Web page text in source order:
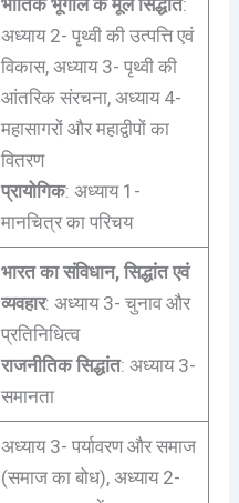
भौतिक भूगोल के मूल सिद्धांत:
अध्याय 2- पृथ्वी की उत्पत्ति एवं
विकास, अध्याय 3- पृथ्वी की
आंतरिक संरचना, अध्याय 4-
महासागरों और महाद्वीपों का
वितरण
प्रायोगिक: अध्याय 1-
मानचित्र का परिचय
भारत का संविधान, सिद्धांत एवं
व्यवहार: अध्याय 3- चुनाव और
प्रतिनिधित्व
राजनीतिक सिद्धांत: अध्याय 3-
समानता
अध्याय 3- पर्यावरण और समाज
(समाज का बोध), अध्याय 2-